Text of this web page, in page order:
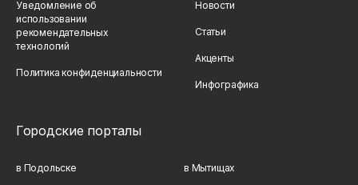
Уведомление об
использовании
рекомендательных
технологий
Политика конфиденциальности
Новости
Статьи
Акценты
Инфографика
Городские порталы
в Подольске в Мытищах